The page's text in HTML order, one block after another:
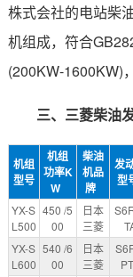
株式会社的电站柴
机组成，符合
(200KW-1600KW)
三、三菱柴油
机组
型号
机组
功率K
W
柴油
机品
牌
发
型
YX-S
L500
450 /5
00
日本
三菱
YX-S
L600
540 /6
00
日本
三菱